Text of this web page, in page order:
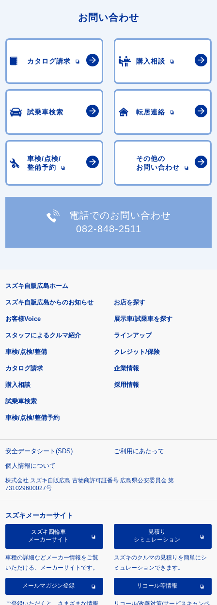
お問い合わせ
カタログ請求 購入相談
試乗車検索 転居連絡
車検/点検/
整備予約
その他の
お問い合わせ
電話でのお問い合わせ
082-848-2511
スズキ自販広島ホーム
スズキ自販広島からのお知らせ
お客様Voice
スタッフによるクルマ紹介
お店を探す
展示車/試乗車を探す
ラインアップ
車検/点検/整備 クレジット/保険
カタログ請求
購入相談
試乗車検索
車検/点検/整備予約
企業情報
採用情報
安全データシート(SDS)
ご利用にあたって
個人情報について
株式会社 スズキ自販広島 古物商許可証番号 広島県公安委員会 第
731029600027号
スズキメーカーサイト
スズキ四輪車
メーカーサイト
車種の詳細などメーカー情報をご覧
いただける、メーカーサイトです。
見積り
シミュレーション
スズキのクルマの見積りを簡単にシ
ミュレーションできます。
メールマガジン登録 リコール等情報